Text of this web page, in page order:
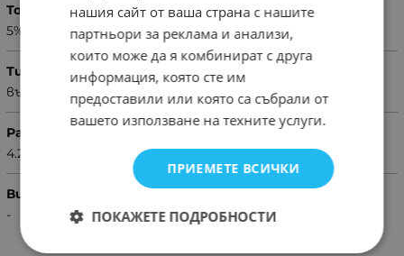
Толеранс
5%
Тип резистор
въглероден
Размери
4.2x11mm
Вид резистор
-
нашия сайт от ваша страна с нашите
партньори за реклама и анализи,
които може да я комбинират с друга
информация, която сте им
предоставили или която са събрали от
вашето използване на техните услуги.
ПРИЕМЕТЕ ВСИЧКИ
ПОКАЖЕТЕ ПОДРОБНОСТИ